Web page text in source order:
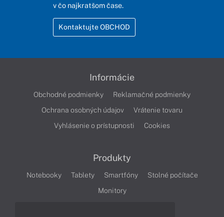
v čo najkratšom čase.
Kontaktujte OBCHOD
Informácie
Obchodné podmienky
Reklamačné podmienky
Ochrana osobných údajov
Vrátenie tovaru
Vyhlásenie o prístupnosti
Cookies
Produkty
Notebooky Tablety Smartfóny
Stolné počítače
Monitory